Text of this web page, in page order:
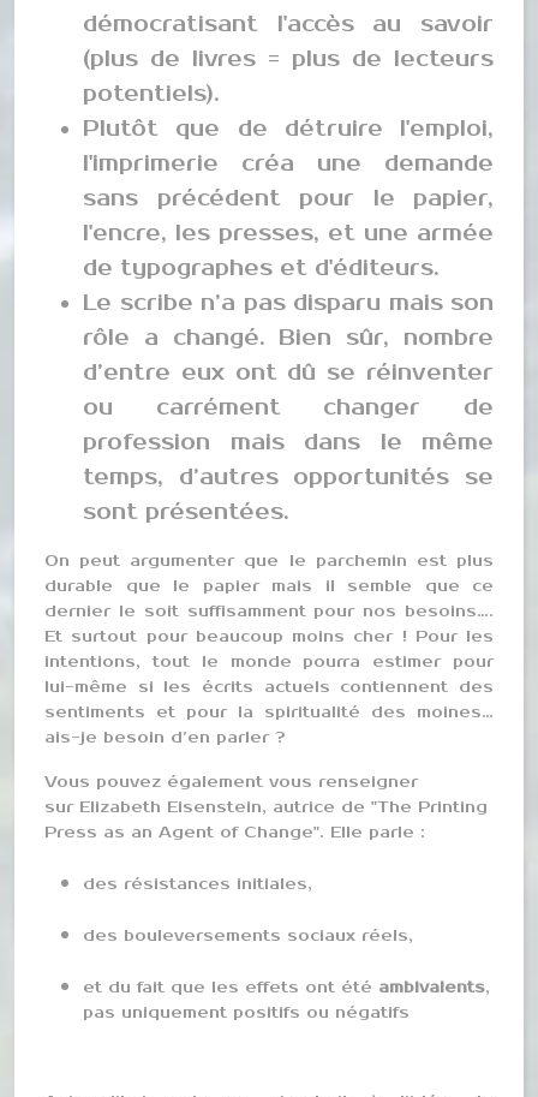
démocratisant l'accès au savoir
(plus de livres = plus de lecteurs
potentiels).
Plutôt que de détruire l'emploi,
l'imprimerie créa une demande
sans précédent pour le papier,
l'encre, les presses, et une armée
de typographes et d'éditeurs.
Le scribe n’a pas disparu mais son
rôle a changé. Bien sûr, nombre
d’entre eux ont dû se réinventer
ou carrément changer de
profession mais dans le même
temps, d’autres opportunités se
sont présentées.
On peut argumenter que le parchemin est plus
durable que le papier mais il semble que ce
dernier le soit suffisamment pour nos besoins….
Et surtout pour beaucoup moins cher ! Pour les
intentions, tout le monde pourra estimer pour
lui-même si les écrits actuels contiennent des
sentiments et pour la spiritualité des moines…
ais-je besoin d’en parler ?
Vous pouvez également vous renseigner
sur Elizabeth Eisenstein, autrice de "The Printing
Press as an Agent of Change". Elle parle :
des résistances initiales,
des bouleversements sociaux réels,
et du fait que les effets ont été ambivalents,
pas uniquement positifs ou négatifs